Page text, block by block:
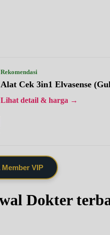
Rekomendasi
Alat Cek 3in1 Elvasense
Lihat detail & harga →
VIP
Dokter